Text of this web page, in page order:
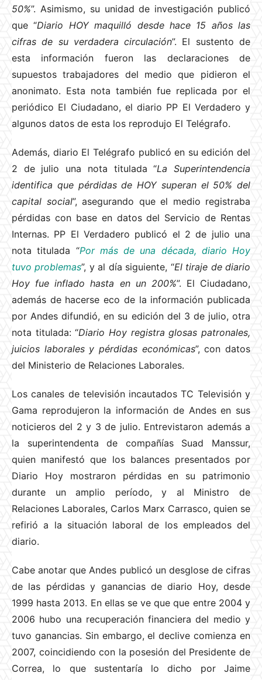
50%”. Asimismo, su unidad de investigación publicó
que “Diario HOY maquilló desde hace 15 años las
cifras de su verdadera circulación”. El sustento de
esta información fueron las declaraciones de
supuestos trabajadores del medio que pidieron el
anonimato. Esta nota también fue replicada por el
periódico El Ciudadano, el diario PP El Verdadero y
algunos datos de esta los reprodujo El Telégrafo.
Además, diario El Telégrafo publicó en su edición del
2 de julio una nota titulada “La Superintendencia
identifica que pérdidas de HOY superan el 50% del
capital social”, asegurando que el medio registraba
pérdidas con base en datos del Servicio de Rentas
Internas. PP El Verdadero publicó el 2 de julio una
nota titulada “Por más de una década, diario Hoy
tuvo problemas”, y al día siguiente, “El tiraje de diario
Hoy fue inflado hasta en un 200%”. El Ciudadano,
además de hacerse eco de la información publicada
por Andes difundió, en su edición del 3 de julio, otra
nota titulada: “Diario Hoy registra glosas patronales,
juicios laborales y pérdidas económicas”, con datos
del Ministerio de Relaciones Laborales.
Los canales de televisión incautados TC Televisión y
Gama reprodujeron la información de Andes en sus
noticieros del 2 y 3 de julio. Entrevistaron además a
la superintendenta de compañías Suad Manssur,
quien manifestó que los balances presentados por
Diario Hoy mostraron pérdidas en su patrimonio
durante un amplio período, y al Ministro de
Relaciones Laborales, Carlos Marx Carrasco, quien se
refirió a la situación laboral de los empleados del
diario.
Cabe anotar que Andes publicó un desglose de cifras
de las pérdidas y ganancias de diario Hoy, desde
1999 hasta 2013. En ellas se ve que que entre 2004 y
2006 hubo una recuperación financiera del medio y
tuvo ganancias. Sin embargo, el declive comienza en
2007, coincidiendo con la posesión del Presidente de
Correa, lo que sustentaría lo dicho por Jaime